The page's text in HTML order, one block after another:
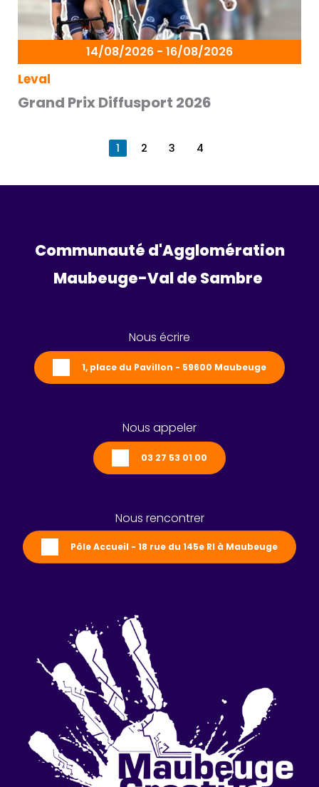
14/08/2026 - 16/08/2026
Leval
Grand Prix Diffusport 2026
1 2 3 4
Communauté d'Agglomération
Maubeuge-Val de Sambre
Nous écrire
1, place du Pavillon - 59600 Maubeuge
Nous appeler
03 27 53 01 00
Nous rencontrer
Pôle Accueil - 18 rue du 145e RI à Maubeuge